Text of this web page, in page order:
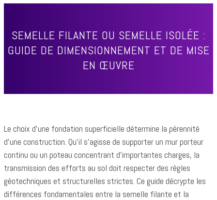
SEMELLE FILANTE OU SEMELLE ISOLÉE :
GUIDE DE DIMENSIONNEMENT ET DE MISE
EN ŒUVRE
Le choix d'une fondation superficielle détermine la pérennité
d'une construction. Qu'il s'agisse de supporter un mur porteur
continu ou un poteau concentrant d'importantes charges, la
transmission des efforts au sol doit respecter des règles
géotechniques et structurelles strictes. Ce guide décrypte les
différences fondamentales entre la semelle filante et la